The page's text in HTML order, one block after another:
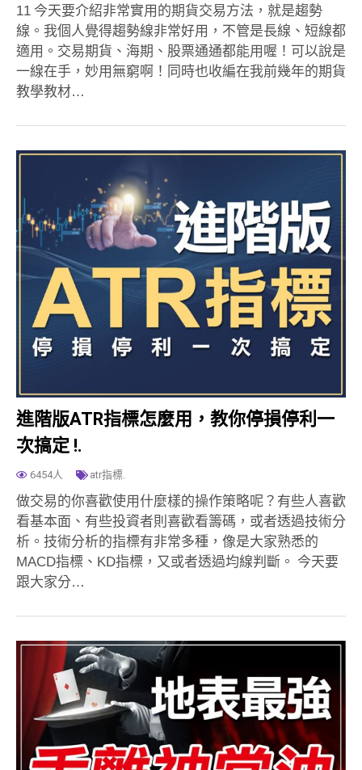
11 今天要介紹非常實用的期貨交易方法，就是趨勢
線。我個人覺得趨勢線非常好用，不管是長線、短線都
適用。交易期貨、海期、股票通通都能用喔！可以說是
一線在手，妙用無窮啊！同時也收編在我前幾年的期貨
教學教材…
進階版ATR指標怎麼用，教你停損停利一
次搞定 !.
6454人 atr指標.
做交易的你喜歡使用什麼樣的操作策略呢？有些人喜歡
看基本面、有些投資者則喜歡看籌碼，或者透過技術分
析。技術分析的指標有非常多種，像是大家熟悉的
MACD指標、KD指標，又或者透過均線判斷。 今天要
跟大家分…